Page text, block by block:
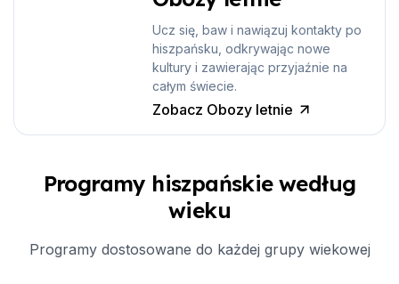
Ucz się, baw i nawiązuj kontakty po
hiszpańsku, odkrywając nowe
kultury i zawierając przyjaźnie na
całym świecie.
Zobacz Obozy letnie
Programy hiszpańskie według
wieku
Programy dostosowane do każdej grupy wiekowej